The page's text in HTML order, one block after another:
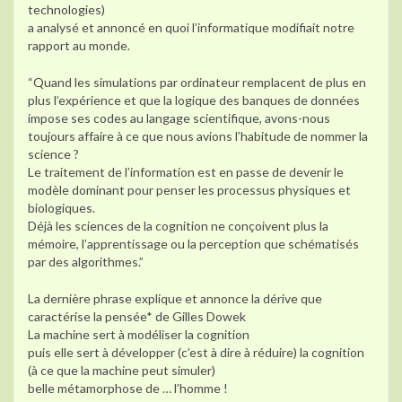
technologies)
a analysé et annoncé en quoi l’informatique modifiait notre
rapport au monde.
“Quand les simulations par ordinateur remplacent de plus en
plus l’expérience et que la logique des banques de données
impose ses codes au langage scientifique, avons-nous
toujours affaire à ce que nous avions l’habitude de nommer la
science ?
Le traitement de l’information est en passe de devenir le
modèle dominant pour penser les processus physiques et
biologiques.
Déjà les sciences de la cognition ne conçoivent plus la
mémoire, l’apprentissage ou la perception que schématisés
par des algorithmes.”
La dernière phrase explique et annonce la dérive que
caractérise la pensée* de Gilles Dowek
La machine sert à modéliser la cognition
puis elle sert à développer (c’est à dire à réduire) la cognition
(à ce que la machine peut simuler)
belle métamorphose de … l’homme !